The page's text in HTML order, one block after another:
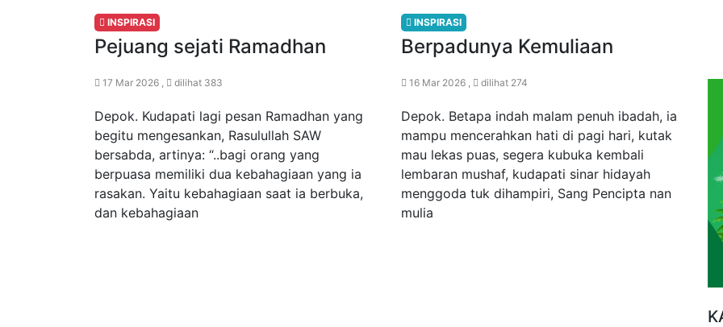
INSPIRASI
Pejuang sejati Ramadhan
17 Mar 2026 , dilihat 383
Depok. Kudapati lagi pesan Ramadhan yang
begitu mengesankan, Rasulullah SAW
bersabda, artinya: “..bagi orang yang
berpuasa memiliki dua kebahagiaan yang ia
rasakan. Yaitu kebahagiaan saat ia berbuka,
dan kebahagiaan
INSPIRASI
Berpadunya Kemuliaan
16 Mar 2026 , dilihat 274
Depok. Betapa indah malam penuh ibadah, ia
mampu mencerahkan hati di pagi hari, kutak
mau lekas puas, segera kubuka kembali
lembaran mushaf, kudapati sinar hidayah
menggoda tuk dihampiri, Sang Pencipta nan
mulia